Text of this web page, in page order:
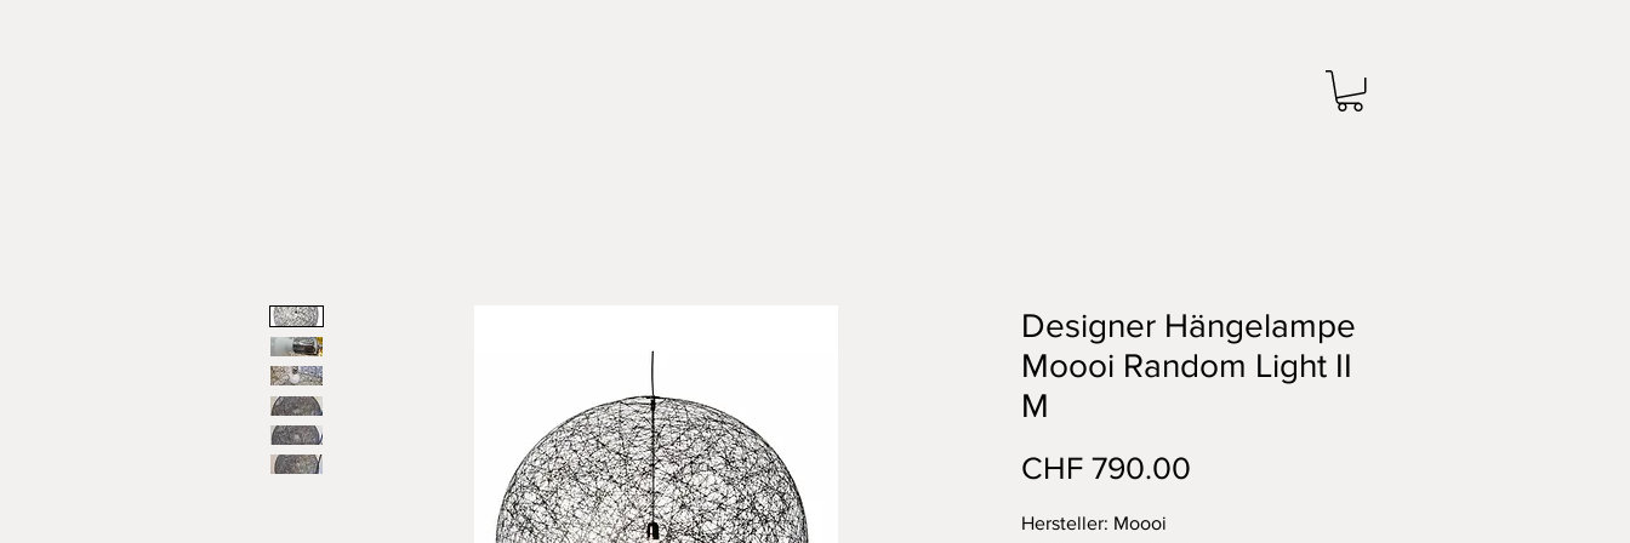
Designer Hängelampe
Moooi Random Light II
M
CHF 790.00
Hersteller: Moooi